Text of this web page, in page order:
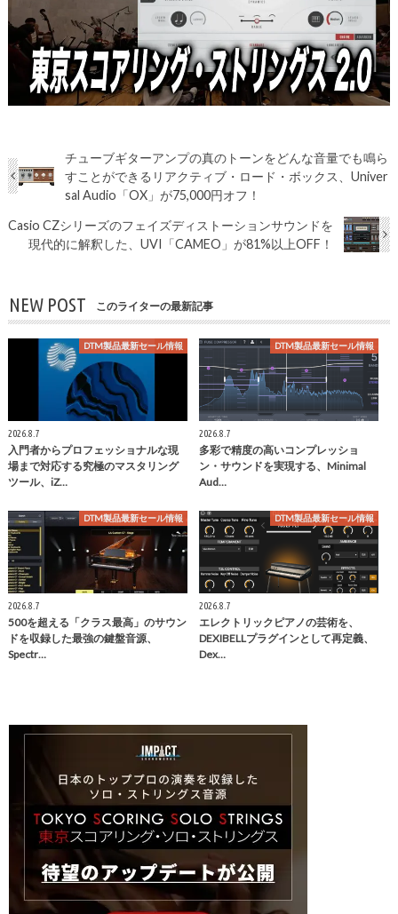
チューブギターアンプの真のトーンをどんな音量でも鳴ら
すことができるリアクティブ・ロード・ボックス、Univer
sal Audio「OX」が75,000円オフ！
Casio CZシリーズのフェイズディストーションサウンドを
現代的に解釈した、UVI「CAMEO」が81%以上OFF！
NEW POST このライターの最新記事
DTM製品最新セール情報
2026.8.7
入門者からプロフェッショナルな現
場まで対応する究極のマスタリング
ツール、iZ…
DTM製品最新セール情報
2026.8.7
多彩で精度の高いコンプレッショ
ン・サウンドを実現する、Minimal
Aud…
DTM製品最新セール情報
2026.8.7
500を超える「クラス最高」のサウン
ドを収録した最強の鍵盤音源、
Spectr…
DTM製品最新セール情報
2026.8.7
エレクトリックピアノの芸術を、
DEXIBELLプラグインとして再定義、
Dex…